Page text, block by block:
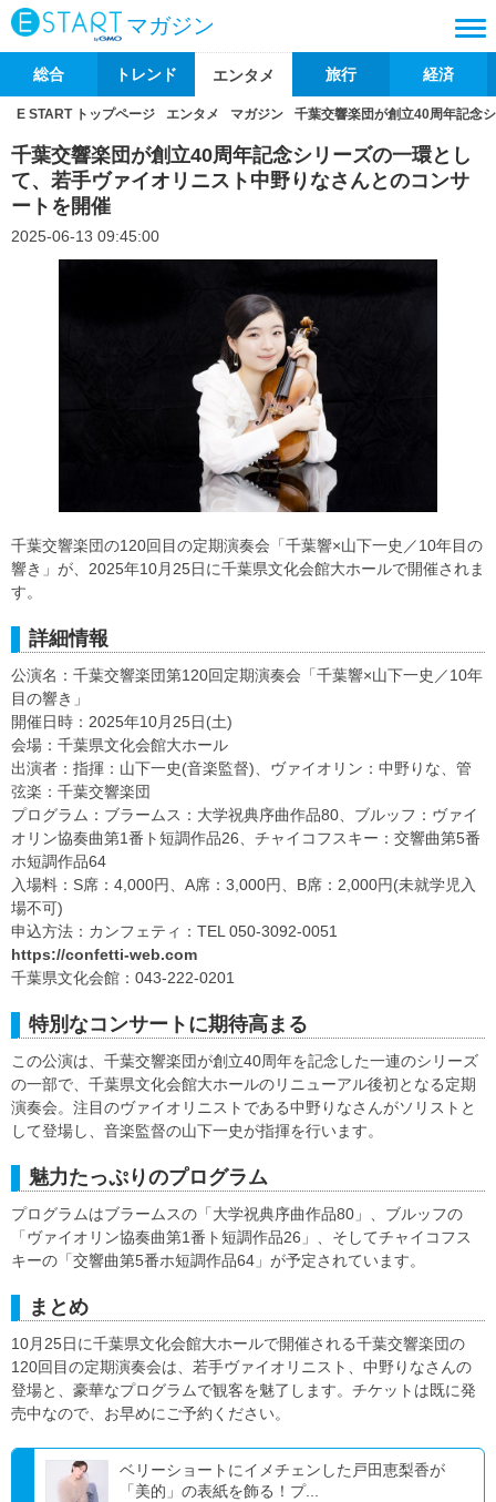
マガジン
総合 トレンド エンタメ 旅行 経済
E START トップページ エンタメ マガジン 千葉交響楽団が創立40周年記念
千葉交響楽団が創立40周年記念シリーズの一環とし
て、若手ヴァイオリニスト中野りなさんとのコンサ
ートを開催
2025-06-13 09:45:00
千葉交響楽団の120回目の定期演奏会「千葉響×山下一史／10年目の
響き」が、2025年10月25日に千葉県文化会館大ホールで開催されま
す。
詳細情報
公演名：千葉交響楽団第120回定期演奏会「千葉響×山下一史／10年
目の響き」
開催日時：2025年10月25日(土)
会場：千葉県文化会館大ホール
出演者：指揮：山下一史(音楽監督)、ヴァイオリン：中野りな、管
弦楽：千葉交響楽団
プログラム：ブラームス：大学祝典序曲作品80、ブルッフ：ヴァイ
オリン協奏曲第1番ト短調作品26、チャイコフスキー：交響曲第5番
ホ短調作品64
入場料：S席：4,000円、A席：3,000円、B席：2,000円(未就学児入
場不可)
申込方法：カンフェティ：TEL 050-3092-0051
https://confetti-web.com
千葉県文化会館：043-222-0201
特別なコンサートに期待高まる
この公演は、千葉交響楽団が創立40周年を記念した一連のシリーズ
の一部で、千葉県文化会館大ホールのリニューアル後初となる定期
演奏会。注目のヴァイオリニストである中野りなさんがソリストと
して登場し、音楽監督の山下一史が指揮を行います。
魅力たっぷりのプログラム
プログラムはブラームスの「大学祝典序曲作品80」、ブルッフの
「ヴァイオリン協奏曲第1番ト短調作品26」、そしてチャイコフス
キーの「交響曲第5番ホ短調作品64」が予定されています。
まとめ
10月25日に千葉県文化会館大ホールで開催される千葉交響楽団の
120回目の定期演奏会は、若手ヴァイオリニスト、中野りなさんの
登場と、豪華なプログラムで観客を魅了します。チケットは既に発
売中なので、お早めにご予約ください。
ベリーショートにイメチェンした戸田恵梨香が
「美的」の表紙を飾る！プ...